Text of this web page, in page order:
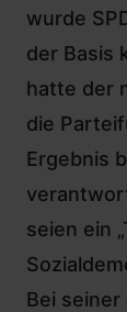
wurde
der Basis
hatte der
die
Ergebnis
seien ein
Bei